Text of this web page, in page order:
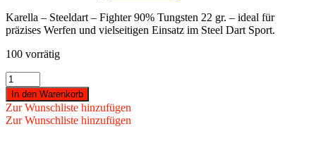
Karella – Steeldart – Fighter 90% Tungsten 22 gr. – ideal für
präzises Werfen und vielseitigen Einsatz im Steel Dart Sport.
100 vorrätig
Karella
-
Steeldart
Fighter
90%
In den Warenkorb
Zur Wunschliste hinzufügen
Zur Wunschliste hinzufügen